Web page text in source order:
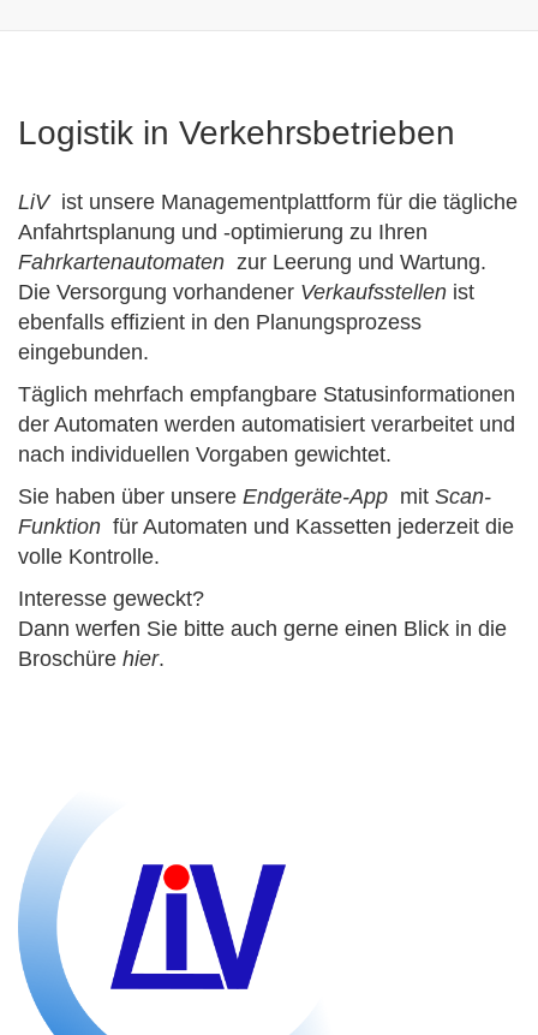
Logistik in Verkehrsbetrieben
LiVist unsere Managementplattform für die tägliche
Anfahrtsplanung und -optimierung zu Ihren
Fahrkartenautomaten zur Leerung und Wartung.
Die Versorgung vorhandener Verkaufsstellen ist
ebenfalls effizient in den Planungsprozess
eingebunden.
Täglich mehrfach empfangbare Statusinformationen
der Automaten werden automatisiert verarbeitet und
nach individuellen Vorgaben gewichtet.
Sie haben über unsere Endgeräte-App mit Scan-
Funktion für Automaten und Kassetten jederzeit die
volle Kontrolle.
Interesse geweckt?
Dann werfen Sie bitte auch gerne einen Blick in die
Broschüre hier.